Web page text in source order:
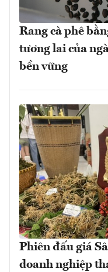
Rang cà phê
tương lai của
bền vững
Phiên đấu giá
doanh nghiệp